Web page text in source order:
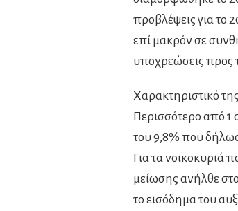
προβλέψεις για το
επί μακρόν σε
υποχρεώσεις προς
Χαρακτηριστικό
Περισσότερο από 1
του 9,8% που
Για τα νοικοκυριά
μείωσης ανήλθε
το εισόδημα του